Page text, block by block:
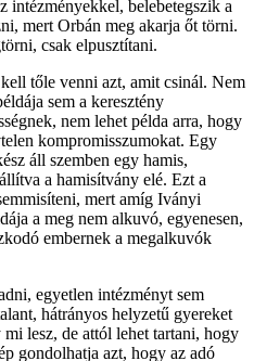
intézményekkel, belebetegszik a
mert Orbán meg akarja őt törni.
csak elpusztítani.
tőle venni azt, amit csinál. Nem
sem a keresztény
nem lehet példa arra, hogy
kompromisszumokat. Egy
áll szemben egy hamis,
a hamisítvány elé. Ezt a
mert amíg Iványi
a meg nem alkuvó, egyenesen,
embernek a megalkuvók
egyetlen intézményt sem
hátrányos helyzetű gyereket
lesz, de attól lehet tartani, hogy
gondolhatja azt, hogy az adó